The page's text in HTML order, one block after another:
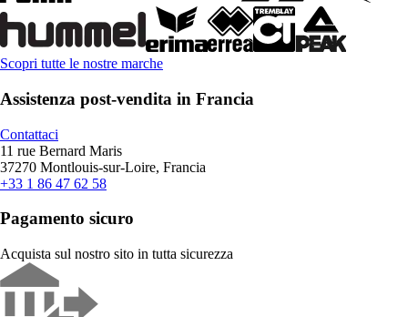
Scopri tutte le nostre marche
Assistenza post-vendita in Francia
Contattaci
11 rue Bernard Maris
37270 Montlouis-sur-Loire, Francia
+33 1 86 47 62 58
Pagamento sicuro
Acquista sul nostro sito in tutta sicurezza